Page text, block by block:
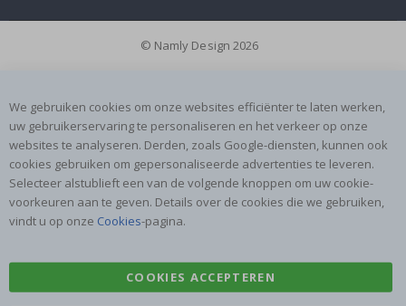
© Namly Design 2026
We gebruiken cookies om onze websites efficiënter te laten werken,
uw gebruikerservaring te personaliseren en het verkeer op onze
websites te analyseren. Derden, zoals Google-diensten, kunnen ook
cookies gebruiken om gepersonaliseerde advertenties te leveren.
Selecteer alstublieft een van de volgende knoppen om uw cookie-
voorkeuren aan te geven. Details over de cookies die we gebruiken,
vindt u op onze Cookies-pagina.
COOKIES ACCEPTEREN